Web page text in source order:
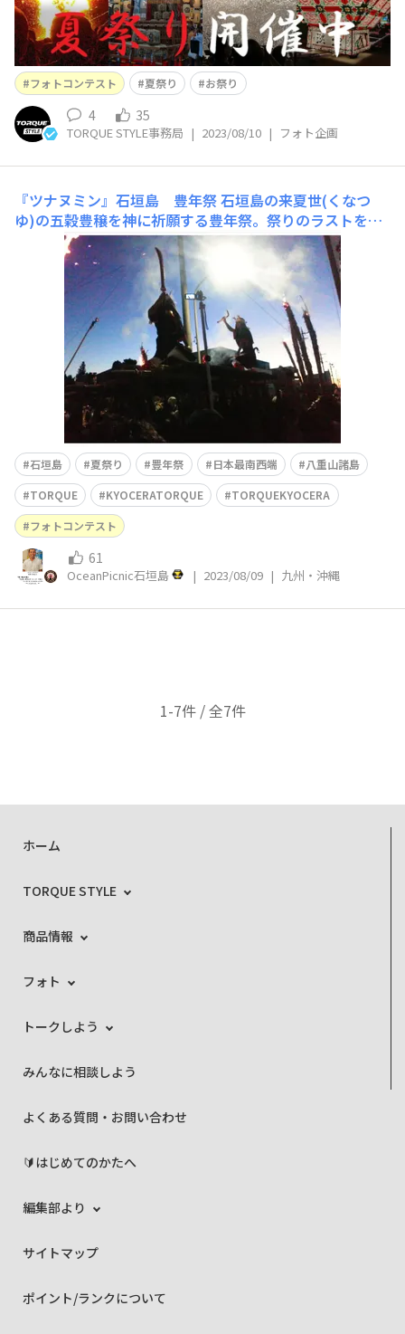
フォトコンテスト 夏祭り お祭り
4 35
TORQUE STYLE事務局 | 2023/08/10 | フォト企画
『ツナヌミン』石垣島 豊年祭石垣島の来夏世(くなつ
ゆ)の五穀豊穣を神に祈願する豊年祭。祭りのラストを締
め括るのは武者演舞『ツナヌミン』照らすのは松明の灯り
のみ。 亜熱帯の熱気を帯びた空間の中、松明の灯りもと
島の青年たちが支える演舞台の上で、見栄を切る武者が東
西から御嶽の前に現れ、その演舞を神に奉納します。
石垣島 夏祭り 豊年祭 日本最南西端
八重山諸島
TORQUE
KYOCERATORQUE
TORQUEKYOCERA
フォトコンテスト
61
OceanPicnic石垣島 | 2023/08/09 | 九州・沖縄
1-7件 / 全7件
ホーム
TORQUE STYLE
商品情報
フォト
トークしよう
みんなに相談しよう
よくある質問・お問い合わせ
🔰はじめてのかたへ
編集部より
サイトマップ
ポイント/ランクについて